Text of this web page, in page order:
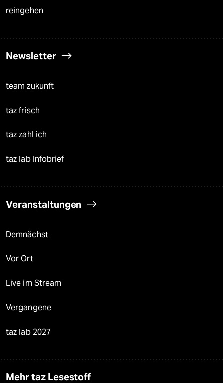
reingehen
Newsletter
team zukunft
taz frisch
taz zahl ich
taz lab Infobrief
Veranstaltungen
Demnächst
Vor Ort
Live im Stream
Vergangene
taz lab 2027
Mehr taz Lesestoff